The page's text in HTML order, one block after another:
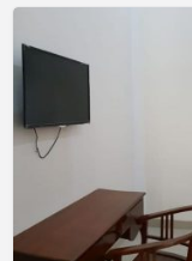
Karyawan
Single
Wiyung
Surabaya
Barat